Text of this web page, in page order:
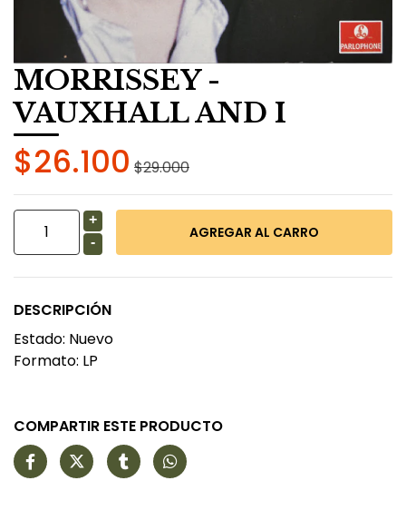
MORRISSEY -
VAUXHALL AND I
$26.100 $29.000
+
-
DESCRIPCIÓN
Estado: Nuevo
Formato: LP
COMPARTIR ESTE PRODUCTO